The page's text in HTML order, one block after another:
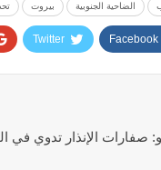
الضاحية الجنوبية بيروت
Facebook
Twitter
صفارات الإنذار تدوي في